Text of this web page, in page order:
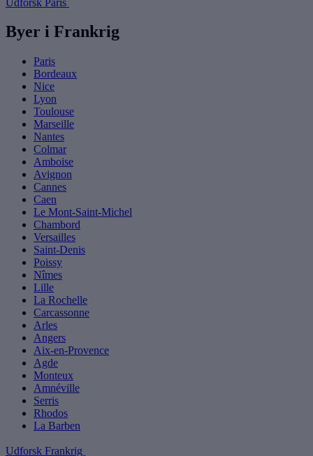
Byer i Frankrig
Paris
Bordeaux
Nice
Lyon
Toulouse
Marseille
Nantes
Colmar
Amboise
Avignon
Cannes
Caen
Le Mont-Saint-Michel
Chambord
Versailles
Saint-Denis
Poissy
Nîmes
Lille
La Rochelle
Carcassonne
Arles
Angers
Aix-en-Provence
Agde
Monteux
Amnéville
Serris
Rhodos
La Barben
Udforsk Frankrig